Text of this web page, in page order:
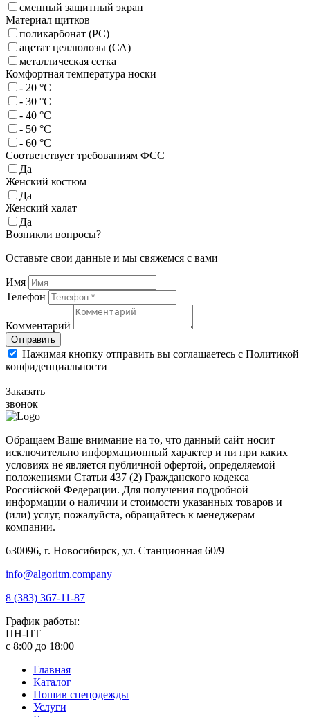
сменный защитный экран
Материал щитков
поликарбонат (PC)
ацетат целлюлозы (СА)
металлическая сетка
Комфортная температура носки
- 20 °C
- 30 °C
- 40 °C
- 50 °C
- 60 °C
Соответствует требованиям ФСС
Да
Женский костюм
Да
Женский халат
Да
Возникли вопросы?
Оставьте свои данные и мы свяжемся с вами
Имя
Телефон
Комментарий
Отправить
Нажимая кнопку отправить вы соглашаетесь с Политикой
конфиденциальности
Заказать
звонок
Обращаем Ваше внимание на то, что данный сайт носит
исключительно информационный характер и ни при каких
условиях не является публичной офертой, определяемой
положениями Статьи 437 (2) Гражданского кодекса
Российской Федерации. Для получения подробной
информации о наличии и стоимости указанных товаров и
(или) услуг, пожалуйста, обращайтесь к менеджерам
компании.
630096, г. Новосибирск, ул. Станционная 60/9
info@algoritm.company
8 (383) 367-11-87
График работы:
ПН-ПТ
с 8:00 до 18:00
Главная
Каталог
Пошив спецодежды
Услуги